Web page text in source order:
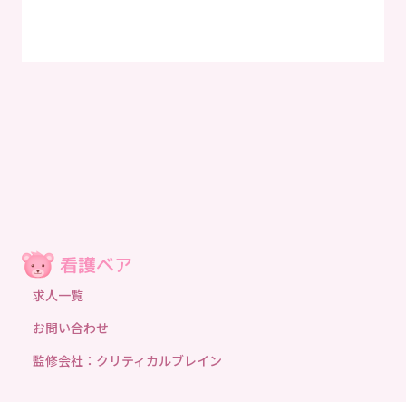
求人一覧
お問い合わせ
監修会社：クリティカルブレイン